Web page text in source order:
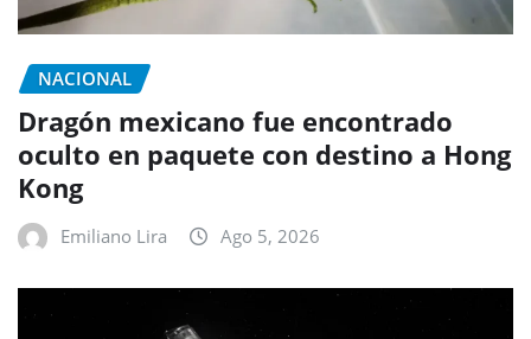
NACIONAL
Dragón mexicano fue encontrado
oculto en paquete con destino a Hong
Kong
Emiliano Lira Ago 5, 2026